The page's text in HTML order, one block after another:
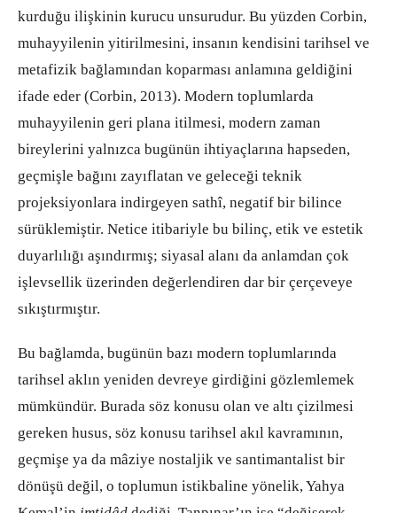
kurduğu ilişkinin kurucu unsurudur. Bu yüzden Corbin,
muhayyilenin yitirilmesini, insanın kendisini tarihsel ve
metafizik bağlamından koparması anlamına geldiğini
ifade eder (Corbin, 2013). Modern toplumlarda
muhayyilenin geri plana itilmesi, modern zaman
bireylerini yalnızca bugünün ihtiyaçlarına hapseden,
geçmişle bağını zayıflatan ve geleceği teknik
projeksiyonlara indirgeyen sathî, negatif bir bilince
sürüklemiştir. Netice itibariyle bu bilinç, etik ve estetik
duyarlılığı aşındırmış; siyasal alanı da anlamdan çok
işlevsellik üzerinden değerlendiren dar bir çerçeveye
sıkıştırmıştır.
Bu bağlamda, bugünün bazı modern toplumlarında
tarihsel aklın yeniden devreye girdiğini gözlemlemek
mümkündür. Burada söz konusu olan ve altı çizilmesi
gereken husus, söz konusu tarihsel akıl kavramının,
geçmişe ya da mâziye nostaljik ve santimantalist bir
dönüşü değil, o toplumun istikbaline yönelik, Yahya